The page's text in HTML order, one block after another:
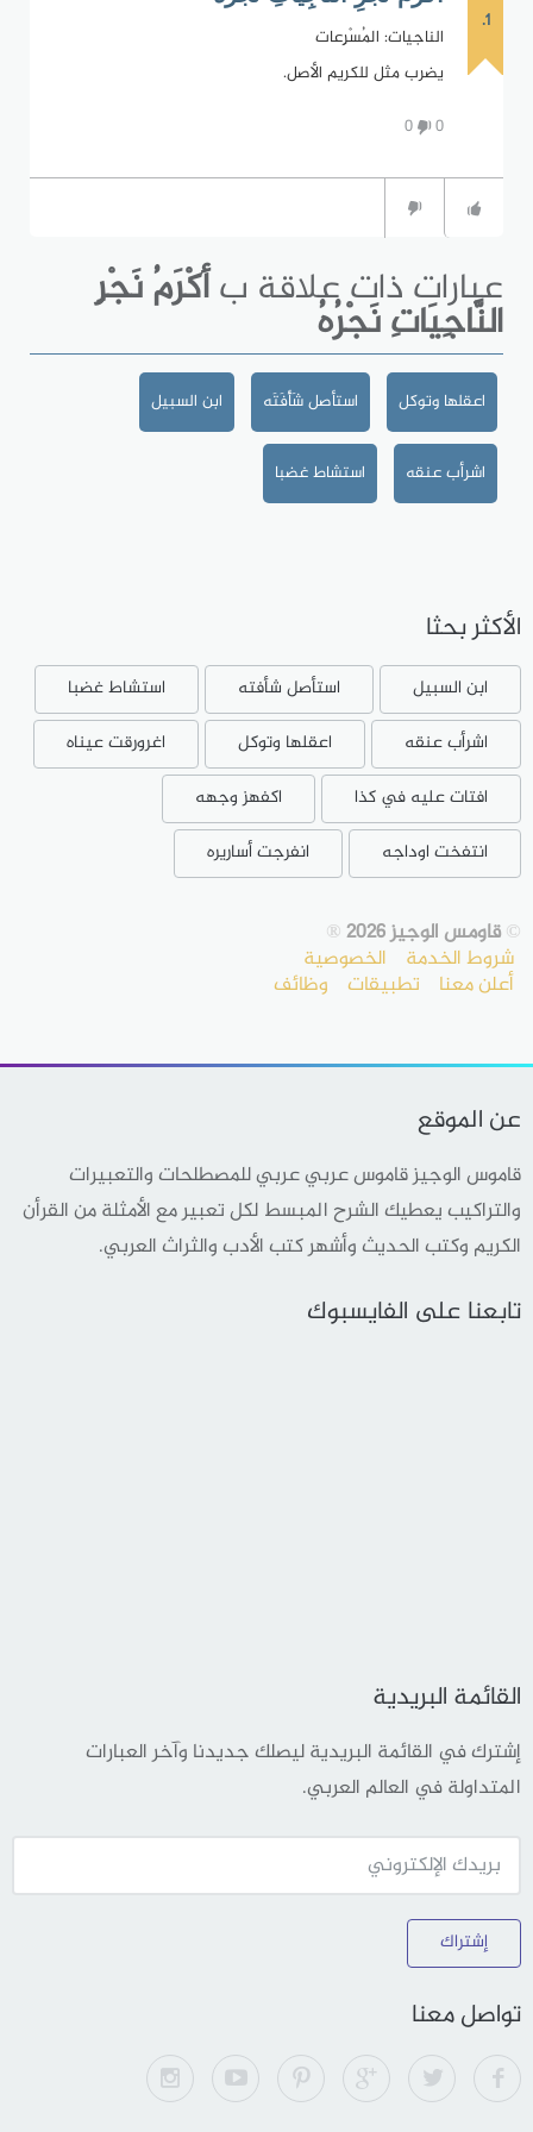
1.
الناجيات: المُسْرِعات
يضرب مثل للكريم الأصل.
0
0
عبارات ذات علاقة بأكْرَمُ نَجْرِ
النَّاجِيَاتِ نَجْرُهُ
اعقلها وتوكل استأصل شَأْفَتَه ابن السبيل
اشرأب عنقه استشاط غضبا
الأكثر بحثا
ابن السبيل استأصل شأفته
استشاط غضبا
اشرأب عنقه
اعقلها وتوكل
اغرورقت عيناه
افتات عليه في كذا
اكفهز وجهه
انتفخت اوداجه
انفرجت أساريره
©قاومس الوجيز 2026 ®
شروط الخدمة الخصوصية
أعلن معنا تطبيقات وظائف
عن الموقع
قاموس الوجيز قاموس عربي عربي للمصطلحات والتعبيرات
والتراكيب يعطيك الشرح المبسط لكل تعبير مع الأمثلة من القرأن
الكريم وكتب الحديث وأشهر كتب الأدب والثراث العربي.
تابعنا على الفايسبوك
القائمة البريدية
إشترك في القائمة البريدية ليصلك جديدنا وآخر العبارات
المتداولة في العالم العربي.
إشتراك
تواصل معنا